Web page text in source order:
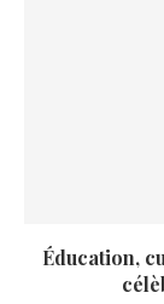
Éducation,